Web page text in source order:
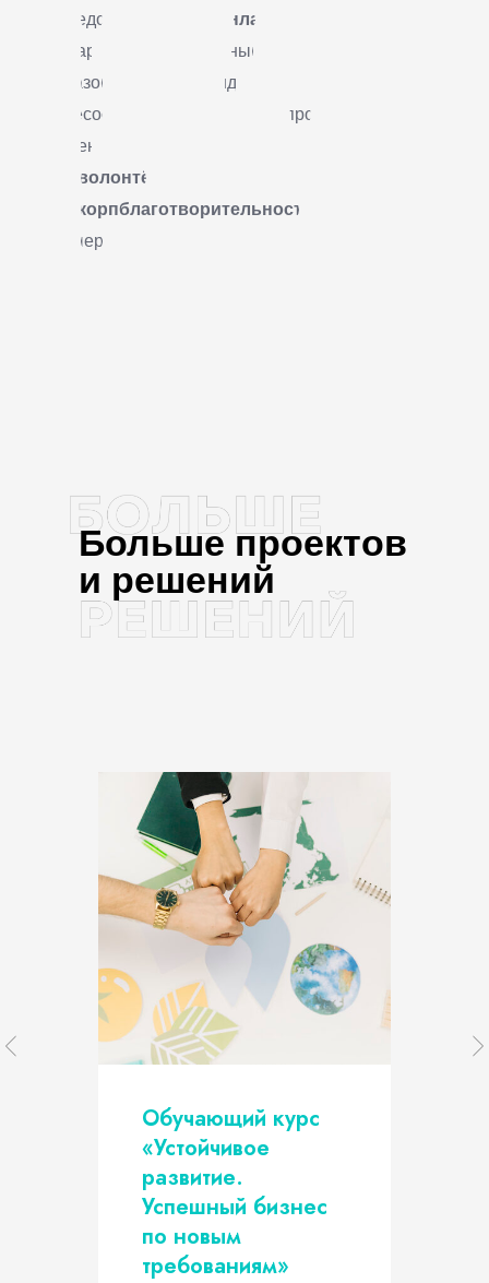
#корпволонтёрство
#корпблаготворительность
#вовлечениедетей
#экопроекты
#образование
#исследование
#зелёныйофис
#готовыерешения
#онлайн
#местныесообщества
#соцмаркетинг
#лендинги
Больше проектов
и решений
Обучающий курс
«‎Устойчивое
развитие.
Успешный бизнес
по новым
требованиям»